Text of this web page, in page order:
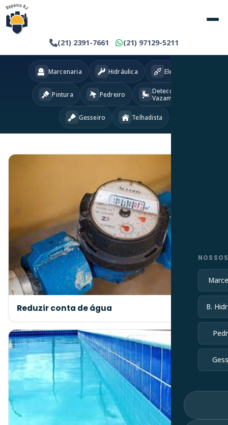
(21) 2391-7661 (21) 97129-5211
B.
Marcenaria Hidráulica Eletricista
Pintura Pedreiro
Detecção
Vazamentos
Gesseiro Telhadista
Reduzir conta de água